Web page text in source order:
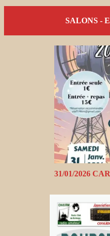
SALONS -
31/01/2026